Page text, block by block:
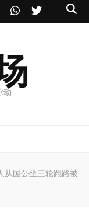
动
从国公坐三轮跑路被